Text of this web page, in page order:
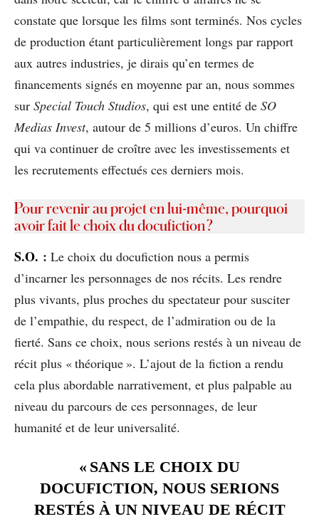
constate que lorsque les films sont terminés. Nos cycles
de production étant particulièrement longs par rapport
aux autres industries, je dirais qu’en termes de
financements signés en moyenne par an, nous sommes
sur Special Touch Studios, qui est une entité de SO
Medias Invest, autour de 5 millions d’euros. Un chiffre
qui va continuer de croître avec les investissements et
les recrutements effectués ces derniers mois.
Pour revenir au projet en lui-même, pourquoi
avoir fait le choix du docufiction ?
S.O. : Le choix du docufiction nous a permis
d’incarner les personnages de nos récits. Les rendre
plus vivants, plus proches du spectateur pour susciter
de l’empathie, du respect, de l’admiration ou de la
fierté. Sans ce choix, nous serions restés à un niveau de
récit plus « théorique ». L’ajout de la fiction a rendu
cela plus abordable narrativement, et plus palpable au
niveau du parcours de ces personnages, de leur
humanité et de leur universalité.
« SANS LE CHOIX DU
DOCUFICTION, NOUS SERIONS
RESTÉS À UN NIVEAU DE RÉCIT